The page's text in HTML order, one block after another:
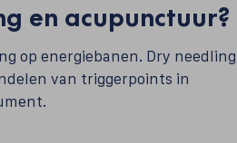
en acupunctuur?
op energiebanen. Dry needling
van triggerpoints in